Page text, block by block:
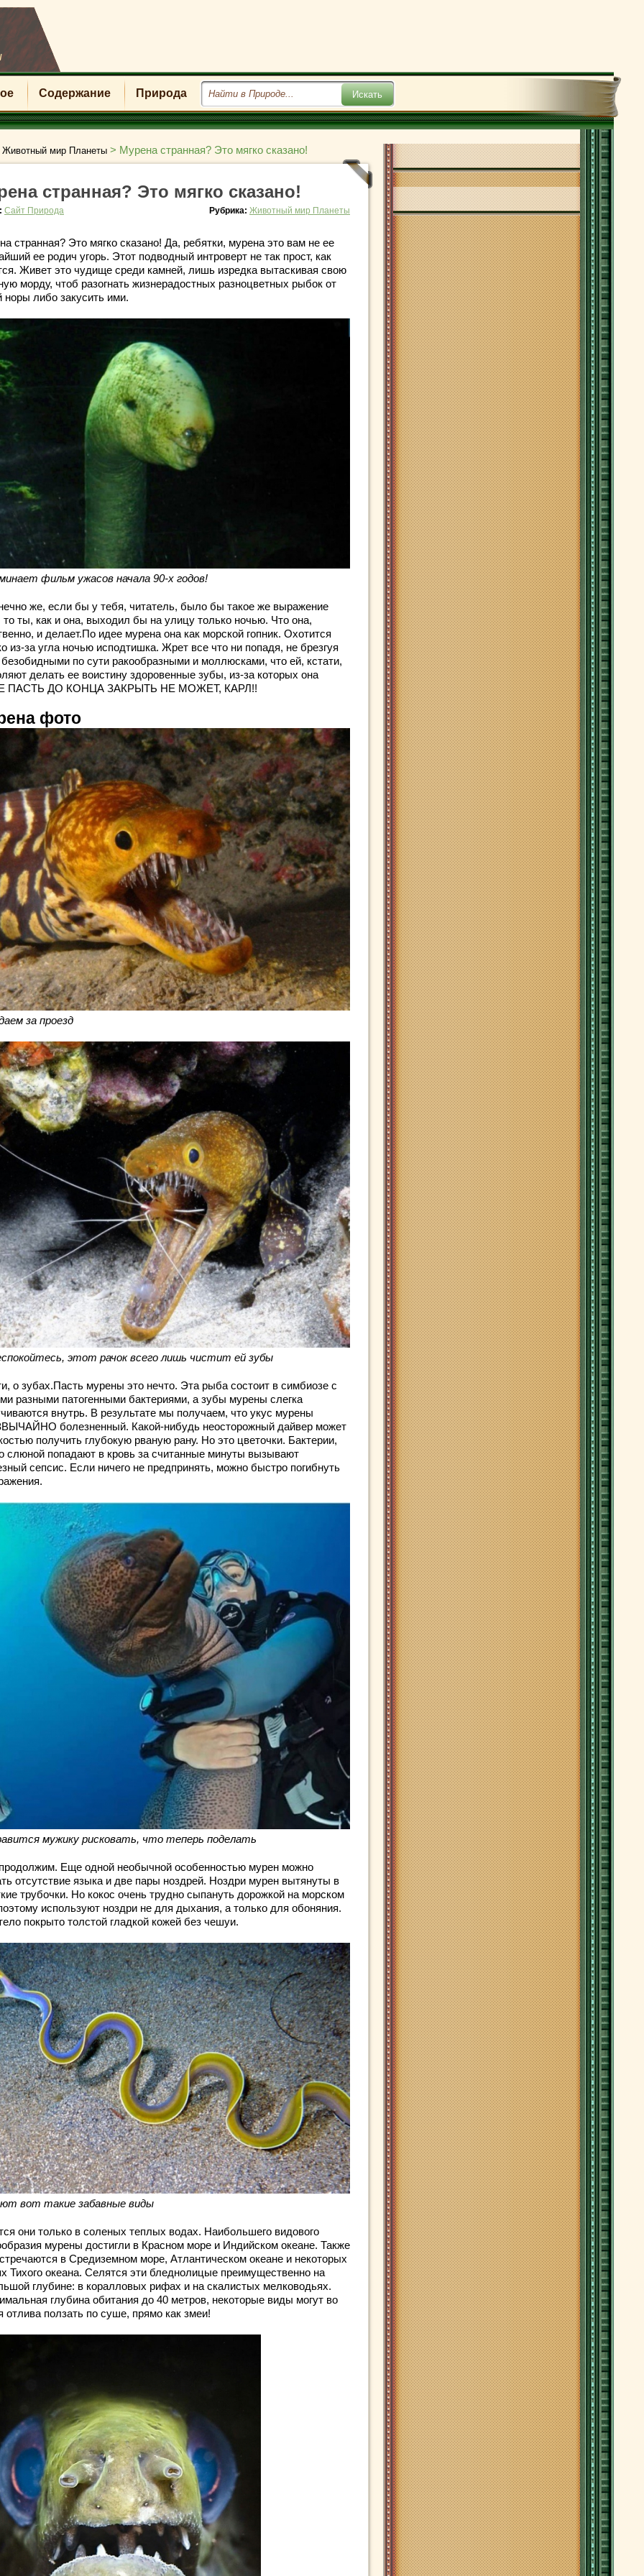
Содержание Природа
Животный мир Планеты > Мурена странная? Это мягко сказано!
странная? Это мягко сказано!
Сайт Природа Рубрика: Животный мир Планеты
странная? Это мягко сказано! Да, ребятки, мурена это вам не ее
ее родич угорь. Этот подводный интроверт не так прост, как
Живет это чудище среди камней, лишь изредка вытаскивая свою
морду, чтоб разогнать жизнерадостных разноцветных рыбок от
норы либо закусить ими.
фильм ужасов начала 90-х годов!
же, если бы у тебя, читатель, было бы такое же выражение
то ты, как и она, выходил бы на улицу только ночью. Что она,
и делает.По идее мурена она как морской гопник. Охотится
из-за угла ночью исподтишка. Жрет все что ни попадя, не брезгуя
по сути ракообразными и моллюсками, что ей, кстати,
делать ее воистину здоровенные зубы, из-за которых она
ПАСТЬ ДО КОНЦА ЗАКРЫТЬ НЕ МОЖЕТ, КАРЛ!!
фото
за проезд
этот рачок всего лишь чистит ей зубы
о зубах.Пасть мурены это нечто. Эта рыба состоит в симбиозе с
разными патогенными бактериями, а зубы мурены слегка
внутрь. В результате мы получаем, что укус мурены
болезненный. Какой-нибудь неосторожный дайвер может
получить глубокую рваную рану. Но это цветочки. Бактерии,
слюной попадают в кровь за считанные минуты вызывают
сепсис. Если ничего не предпринять, можно быстро погибнуть
мужику рисковать, что теперь поделать
Еще одной необычной особенностью мурен можно
отсутствие языка и две пары ноздрей. Ноздри мурен вытянуты в
трубочки. Но кокос очень трудно сыпануть дорожкой на морском
используют ноздри не для дыхания, а только для обоняния.
покрыто толстой гладкой кожей без чешуи.
вот такие забавные виды
они только в соленых теплых водах. Наибольшего видового
мурены достигли в Красном море и Индийском океане. Также
в Средиземном море, Атлантическом океане и некоторых
Тихого океана. Селятся эти бледнолицые преимущественно на
глубине: в коралловых рифах и на скалистых мелководьях.
глубина обитания до 40 метров, некоторые виды могут во
отлива ползать по суше, прямо как змеи!